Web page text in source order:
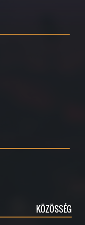
KÖZÖSSÉG